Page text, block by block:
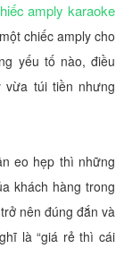
amply karaoke
chiếc amply cho
yếu tố nào, điều
túi tiền nhưng
eo hẹp thì những
khách hàng trong
nên đúng đắn và
là “giá rẻ thì cái